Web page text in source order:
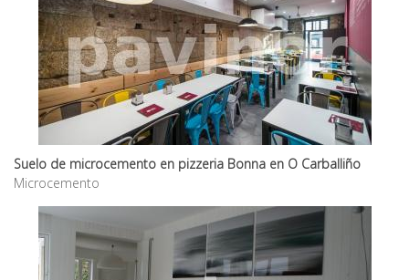
Suelo de microcemento en pizzeria Bonna en O Carballiño
Microcemento